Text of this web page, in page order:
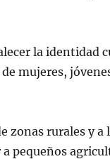
la identidad
mujeres,
zonas rurales y a
pequeños